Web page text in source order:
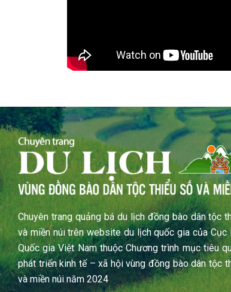
Chuyên trang quảng bá du lịch đồng bào dân tộc
và miền núi trên website du lịch quốc gia của Cục
Quốc gia Việt Nam thuộc Chương trình mục tiêu
phát triển kinh tế – xã hội vùng đồng bào dân tộc
và miền núi năm 2024